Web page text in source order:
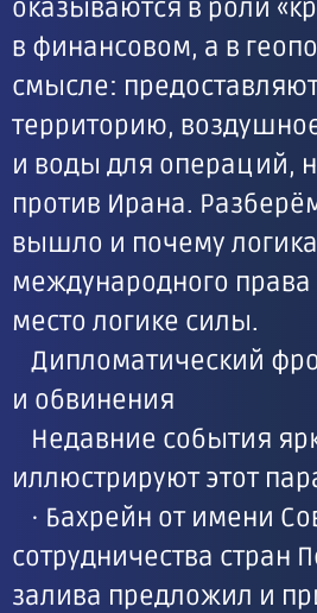
оказываются в роли
в финансовом, а в
смысле:
территорию,
и воды для операций,
против Ирана.
вышло и почему логика
международного права
место логике силы.
Дипломатический
и обвинения
Недавние события
иллюстрируют этот
· Бахрейн от имени
сотрудничества стран
залива предложил и